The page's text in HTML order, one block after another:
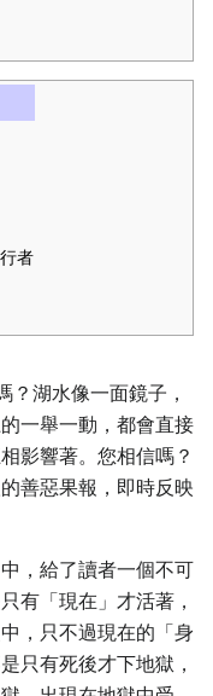
者
？湖水像一面鏡子，
一舉一動，都會直接
影響著。您相信嗎？
善惡果報，即時反映
，給了讀者一個不可
有「現在」才活著，
，只不過現在的「身
只有死後才下地獄，